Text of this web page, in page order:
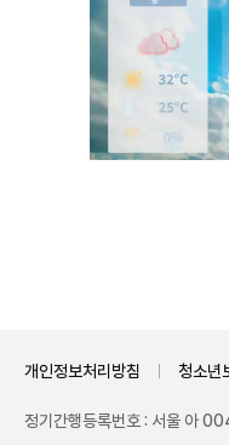
개인정보처리방침 청소년
정기간행등록번호 : 서울 아